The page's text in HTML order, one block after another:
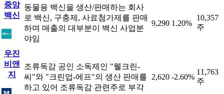
중앙
백신
동물용 백신을 생산/판매하는 회사
로 백신, 구충제, 사료첨가제를 판매
하며 매출의 대부분이 백신 사업분
야임
9,290 1.20%
10,357
주
우진
비앤
지
조류독감 공인 소독제인 "웰크린-
씨"와 "크린업-에프"의 생산 판매를
하고 있어 조류독감 관련주로 부각
2,620 -2.60%
11,763
주